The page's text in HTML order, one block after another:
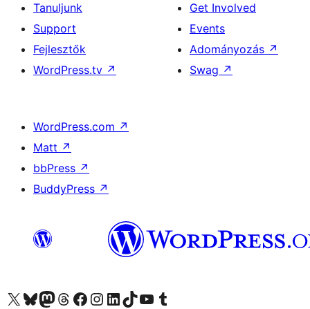
Tanuljunk
Support
Fejlesztők
WordPress.tv ↗
Get Involved
Events
Adományozás ↗
Swag ↗
WordPress.com ↗
Matt ↗
bbPress ↗
BuddyPress ↗
Visit our X (formerly Twitter) account
Visit our Bluesky account
Twitter csatornánk
Visit our Threads account
Facebook oldalunk megtekintése
Visit our Instagram account
Visit our LinkedIn account
Visit our TikTok account
Visit our YouTube channel
Visit our Tumblr account